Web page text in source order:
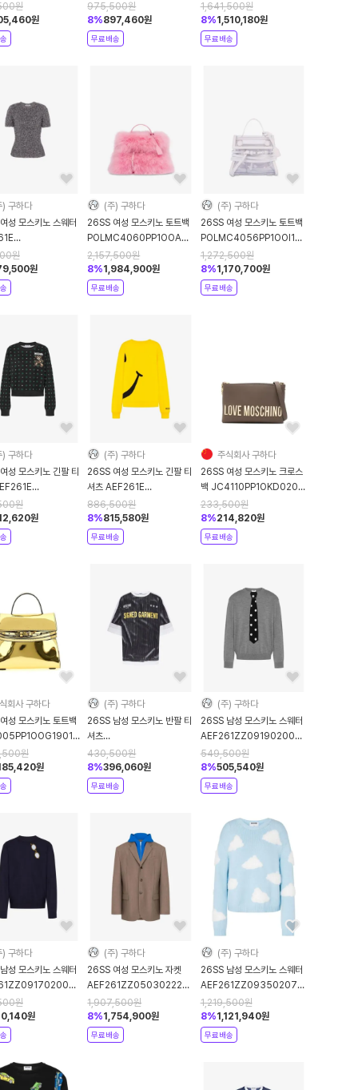
DOM
원
원
06140526AEF1097
Brown DOM
975,500원
8%897,460원
무료배송
05020526AEF1191
Purple DOM
1,641,500원
8%1,510,180원
무료배송
) 구하다
성 모스키노 스웨터
원
원
(주) 구하다
26SS 여성 모스키노 토트백
POLMC4060PP1OOA4POL60A
Pink DOM
2,157,500원
8%1,984,900원
무료배송
(주) 구하다
26SS 여성 모스키노 토트백
POLMC4056PP1OOI1POL10A
White DOM
1,272,500원
8%1,170,700원
무료배송
) 구하다
성 모스키노 긴팔 티
원
원
(주) 구하다
26SS 여성 모스키노 긴팔 티
셔츠 AEF261E
17090528AEF1027
Yellow DOM
886,500원
8%815,580원
무료배송
주식회사 구하다
26SS 여성 모스키노 크로스
백 JC4110PP1OKD0203
Brown
233,500원
8%214,820원
무료배송
회사 구하다
성 모스키노 토트백
원
원
(주) 구하다
26SS 남성 모스키노 반팔 티
셔츠
AEF261ZZ07010241AEF2888
Grey DOM
430,500원
8%396,060원
무료배송
(주) 구하다
26SS 남성 모스키노 스웨터
AEF261ZZ09190200AEF0497
Grey DOM
549,500원
8%505,540원
무료배송
) 구하다
성 모스키노 스웨터
원
원
(주) 구하다
26SS 여성 모스키노 자켓
AEF261ZZ05030222AEF2095
Brown DOM
1,907,500원
8%1,754,900원
무료배송
(주) 구하다
26SS 남성 모스키노 스웨터
AEF261ZZ09350207AEF0888
Blue DOM
1,219,500원
8%1,121,940원
무료배송